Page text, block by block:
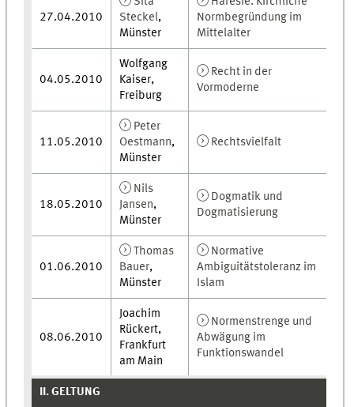
27.04.2010
Steckel,
Münster
Normbegründung im
Mittelalter
04.05.2010
Wolfgang
Kaiser,
Freiburg
Recht in der
Vormoderne
11.05.2010
Peter
Oestmann,
Münster
Rechtsvielfalt
18.05.2010
Nils
Jansen,
Münster
Dogmatik und
Dogmatisierung
01.06.2010
Thomas
Bauer,
Münster
Normative
Ambiguitätstoleranz im
Islam
08.06.2010
Joachim
Rückert,
Frankfurt
am Main
Normenstrenge und
Abwägung im
Funktionswandel
II. GELTUNG